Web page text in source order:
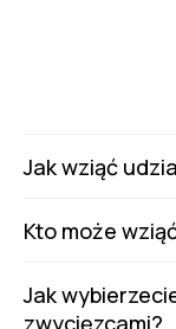
Jak wziąć
Kto może
Jak
zwycięzcami?